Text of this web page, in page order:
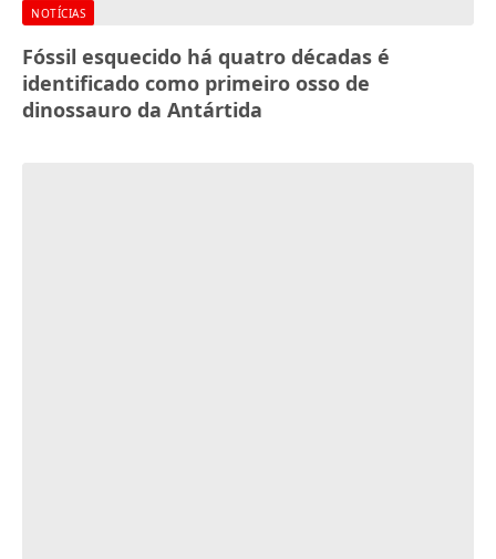
NOTÍCIAS
Fóssil esquecido há quatro décadas é
identificado como primeiro osso de
dinossauro da Antártida